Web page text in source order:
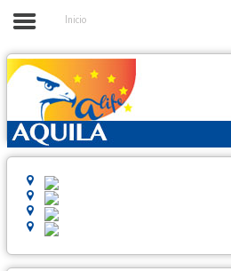
Inicio